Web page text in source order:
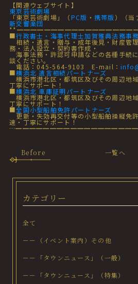
【関連ウェブサイト】
東京芸術劇場
「東京芸術劇場」（PC版 ・ 携帯版）（当
新交響楽団
■行政書士・海事代理士加賀雅典法務事
相続・遺言・贈与・成年後見・財産管
務・法人設立・契約書作成・
海事法務・許認可申請などの各種手続
談ください。
電話：045-564-9103 E-mail：
■横浜北 遺言相続パートナーズ
横浜市港北区・都筑区及びその周辺地
丁寧にサポート！
■横浜北 車庫証明パートナーズ
横浜市港北区・都筑区及びその周辺地
丁寧にサポート！
■全国小型船舶免許パートナーズ
更新・失効再交付等の小型船舶操縦免
速・丁寧にサポート！
Before 一覧へ
カテゴリー
全て
－－（イベント案内）その他
－－「タウンニュース」（一般）
－－「タウンニュース」（特集）